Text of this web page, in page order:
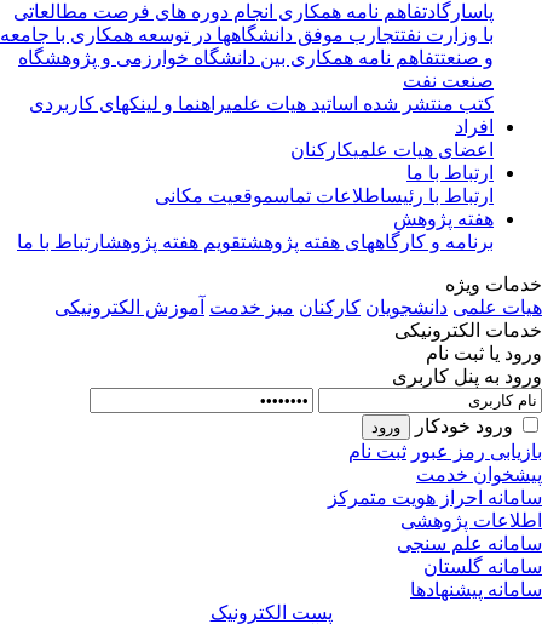
پاسارگادتفاهم نامه همکاری انجام دوره های فرصت مطالعاتی
با وزارت نفتتجارب موفق دانشگاهها در توسعه همکاری با جامعه
و صنعتتفاهم نامه همکاری بین دانشگاه خوارزمی و پژوهشگاه
صنعت نفت
کتب منتشر شده اساتید هیات علمیراهنما و لینکهای کاربردی
افراد
اعضای هیات علمیکارکنان
ارتباط با ما
ارتباط با رئیساطلاعات تماسموقعیت مکانی
هفته پژوهش
برنامه و کارگاههای هفته پژوهشتقویم هفته پژوهشارتباط با ما
ویژه
علمی دانشجویان کارکنان میز خدمت آموزش الکترونیکی
الکترونیکی
یا ثبت نام
به پنل کاربری
ورود خودکار
رمز عبور ثبت نام
خدمت
احراز هویت متمرکز
پژوهشی
علم سنجی
گلستان
پیشنهادها
پست الکترونیک